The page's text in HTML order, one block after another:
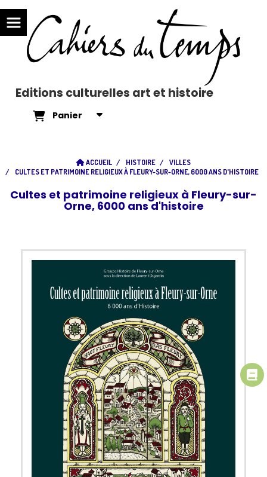
Editions culturelles art et histoire
Panier
ACCUEIL HISTOIRE
VILLES
CULTES ET PATRIMOINE RELIGIEUX À FLEURY-SUR-ORNE, 6000 ANS D'HISTOIRE
Cultes et patrimoine religieux à Fleury-sur-
Orne, 6000 ans d'histoire